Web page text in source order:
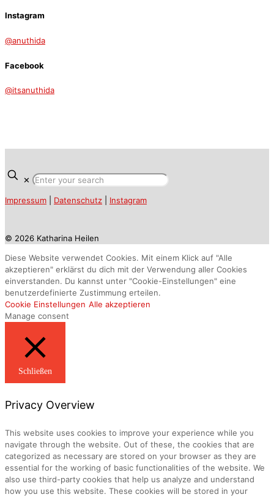
Instagram
@anuthida
Facebook
@itsanuthida
✕
Impressum Datenschutz Instagram
© 2026 Katharina Heilen
Diese Website verwendet Cookies. Mit einem Klick auf "Alle
akzeptieren" erklärst du dich mit der Verwendung aller Cookies
einverstanden. Du kannst unter "Cookie-Einstellungen" eine
benutzerdefinierte Zustimmung erteilen.
Cookie Einstellungen Alle akzeptieren
Manage consent
Schließen
Privacy Overview
This website uses cookies to improve your experience while you
navigate through the website. Out of these, the cookies that are
categorized as necessary are stored on your browser as they are
essential for the working of basic functionalities of the website. We
also use third-party cookies that help us analyze and understand
how you use this website. These cookies will be stored in your